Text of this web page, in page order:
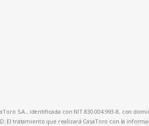
S.A., identificada con NIT 830.004.993-8, con
El tratamiento que realizará CasaToro con la